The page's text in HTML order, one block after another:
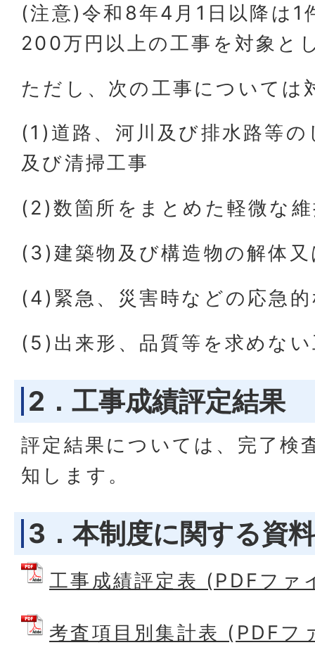
(注意)令和8年4月1日以降は1
200万円以上の工事を対象と
ただし、次の工事については
(1)道路、河川及び排水路等
及び清掃工事
(2)数箇所をまとめた軽微な
(3)建築物及び構造物の解体
(4)緊急、災害時などの応急
(5)出来形、品質等を求めな
2．工事成績評定結果
評定結果については、完了検
知します。
3．本制度に関する資料
工事成績評定表 (PDFフ
考査項目別集計表 (PDF